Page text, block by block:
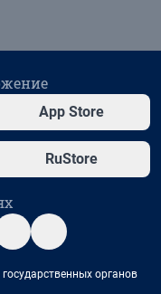
App Store
RuStore
органов